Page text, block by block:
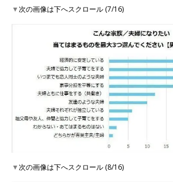
▼次の画像は下へスクロール (7/16)
▼次の画像は下へスクロール (8/16)